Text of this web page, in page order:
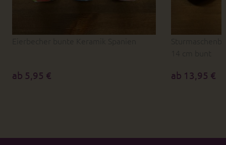
ab 5,95 € ab 13,95 €